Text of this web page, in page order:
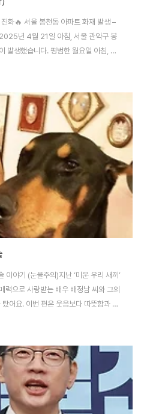
화🔥 서울 봉천동 아파트 화재 발생 –
년 4월 21일 아침, 서울 관악구 봉
발생했습니다. 평범한 월요일 아침, 주
재는 안타깝게도 인명 피해로 이어졌으
일 오전 8시 17분경장소: 서울 관악
망 1명 (60대 남성)부상 7명 (연기 흡
화염방사기 사용 가능성”사망한 60대
탄 채 발견되었습니다. 경찰은..
이야기 (눈물주의)지난 ‘미운 우리 새끼’
력으로 사랑받는 배우 배정남 씨와 그의
어요. 이번 편은 웃음보다 따뜻함과 뭉
습니다.벨, 갑작스러운 건강 이상배정
번 방송에서 벨이 갑작스럽게 건강 이
공개됐습니다.검사 결과는 충격적이었
을 받았고, 정남 씨는 큰 슬픔과 걱정에
모르게 눈시울이 붉어지더라고요.수술